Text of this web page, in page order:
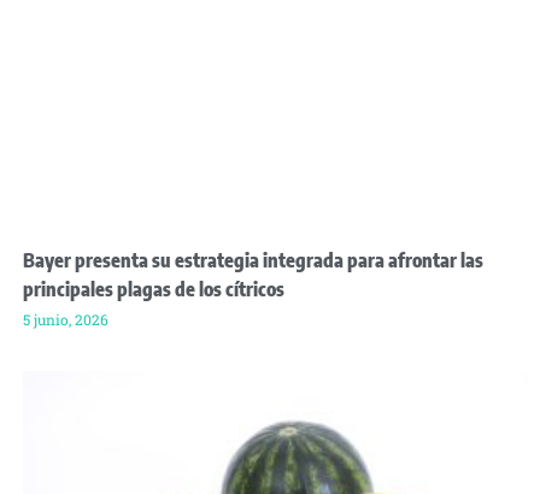
Bayer presenta su estrategia integrada para afrontar las
principales plagas de los cítricos
5 junio, 2026